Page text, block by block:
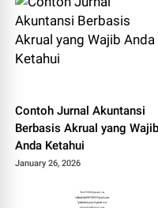
Contoh Jurnal Akuntansi
Berbasis Akrual yang Wajib
Anda Ketahui
January 26, 2026